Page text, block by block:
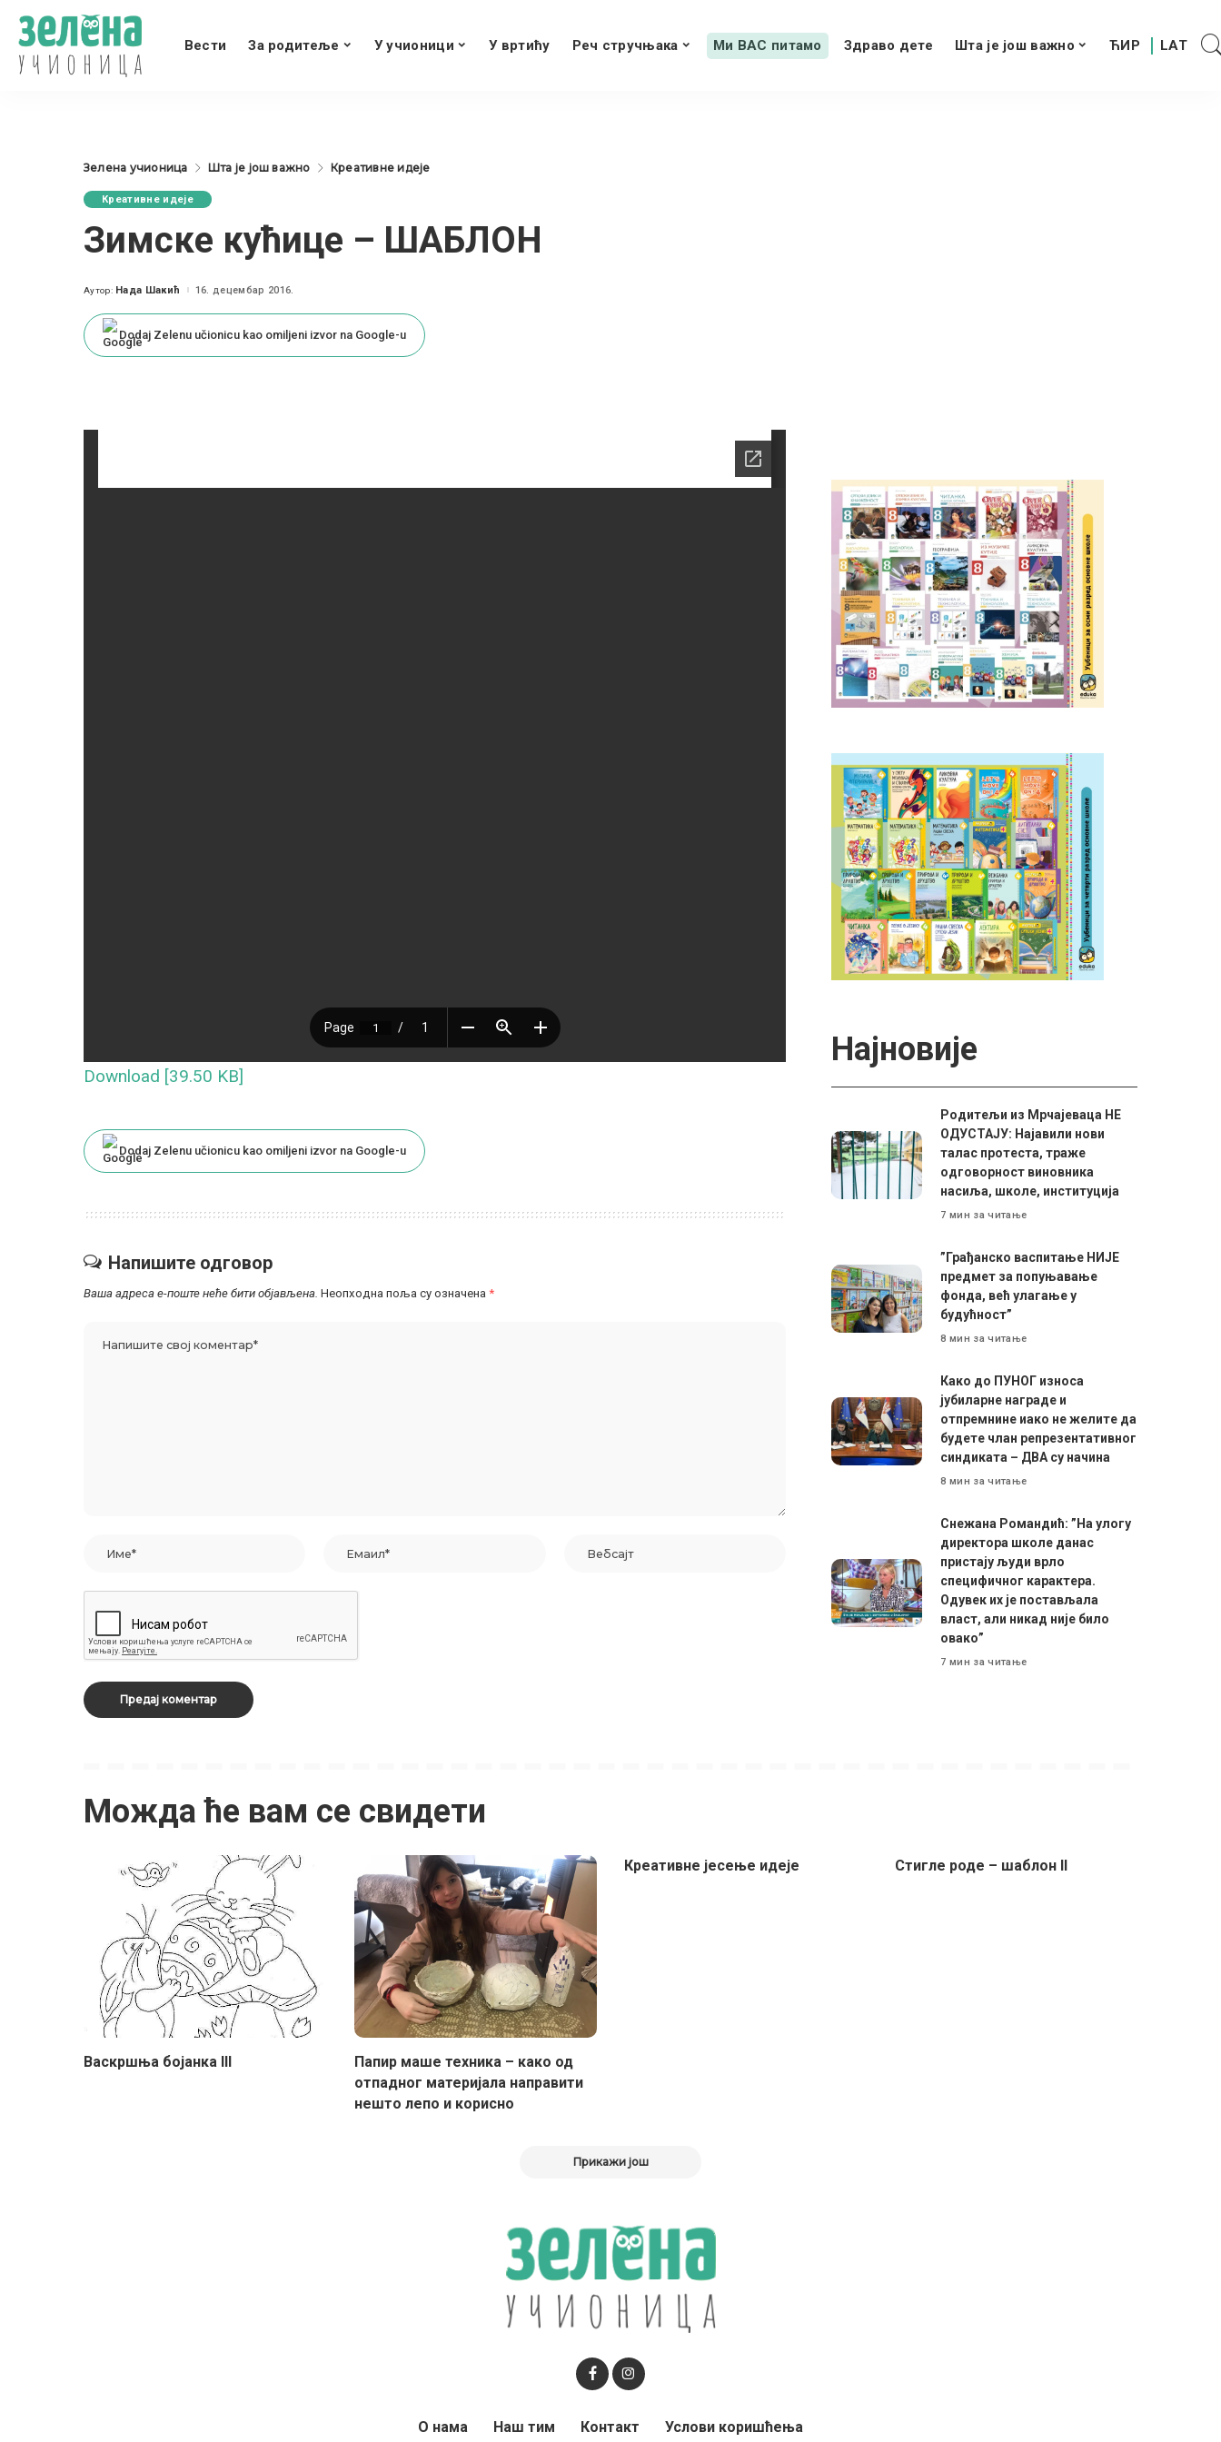
Вести За родитеље У учионици У вртићу Реч стручњака Ми ВАС питамо Здраво дете Шта је још важно
Зелена учионица Шта је још важно Креативне идеје
Креативне идеје
Зимске кућице – ШАБЛОН
Posted
Аутор: Нада Шакић 16. децембар 2016.
Dodaj Zelenu učionicu kao omiljeni izvor na Google-u
Download [39.50 KB]
Dodaj Zelenu učionicu kao omiljeni izvor na Google-u
Напишите одговор
Ваша адреса е-поште неће бити објављена. Неопходна поља су означена *
Најновије
Родитељи из Мрчајеваца НЕ
ОДУСТАЈУ: Најавили нови
талас протеста, траже
одговорност виновника
насиља, школе, институција
7 мин за читање
”Грађанско васпитање НИЈЕ
предмет за попуњавање
фонда, већ улагање у
будућност”
8 мин за читање
Како до ПУНОГ износа
јубиларне награде и
отпремнине иако не желите да
будете члан репрезентативног
синдиката – ДВА су начина
8 мин за читање
Снежана Романдић: ”На улогу
директора школе данас
пристају људи врло
специфичног карактера.
Одувек их је постављала
власт, али никад није било
овако”
7 мин за читање
Можда ће вам се свидети
Васкршња бојанка III
Папир маше техника – како од
отпадног материјала направити
нешто лепо и корисно
Креативне јесење идеје Стигле роде – шаблон II
Прикажи још
О нама Наш тим Контакт Услови коришћења